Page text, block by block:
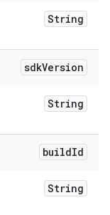
String
sdkVersion
String
buildId
String